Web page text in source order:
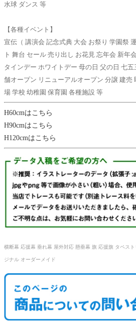
水球 ダンス 等
【各種イベント】
宣伝（ 講演会 記念式典 大会 お祭り 学園祭
ト 舞台 セール 売り出し お花見 忘年会 新年
タインデー ホワイトデー 母の日 父の日 七
舗オープン リニューアルオープン 分譲 建売
場 学校 幼稚園 保育園 各種施設 等
H60cmはこちら
H90cmはこちら
H120cmはこちら
横断幕 応援幕 垂れ幕 屋外対応 懸垂幕 旗 応援旗 タペス
ジナル オーダーメイド